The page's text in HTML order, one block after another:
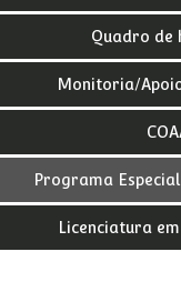
Quadro de
Monitoria/
Programa
Licenciatura